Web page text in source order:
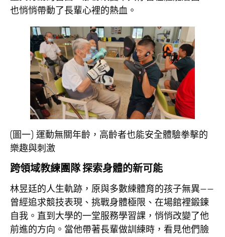
也悄悄帶動了長輩心裡的熱血。
(圖一) 運動無關年齡，高齡者也能安全體驗拳擊的
樂趣與刺激
跨領域教練團隊 探索身體的新可能
林昱廷的人生軌跡，原與多數練體育的孩子無異——
曾經追求競技表現、挑戰身體極限、在場館裡鍛鍊
自我。直到大學的一堂服務學習課，悄悄改變了他
前進的方向。當他帶著長輩做訓練時，看見他們臉